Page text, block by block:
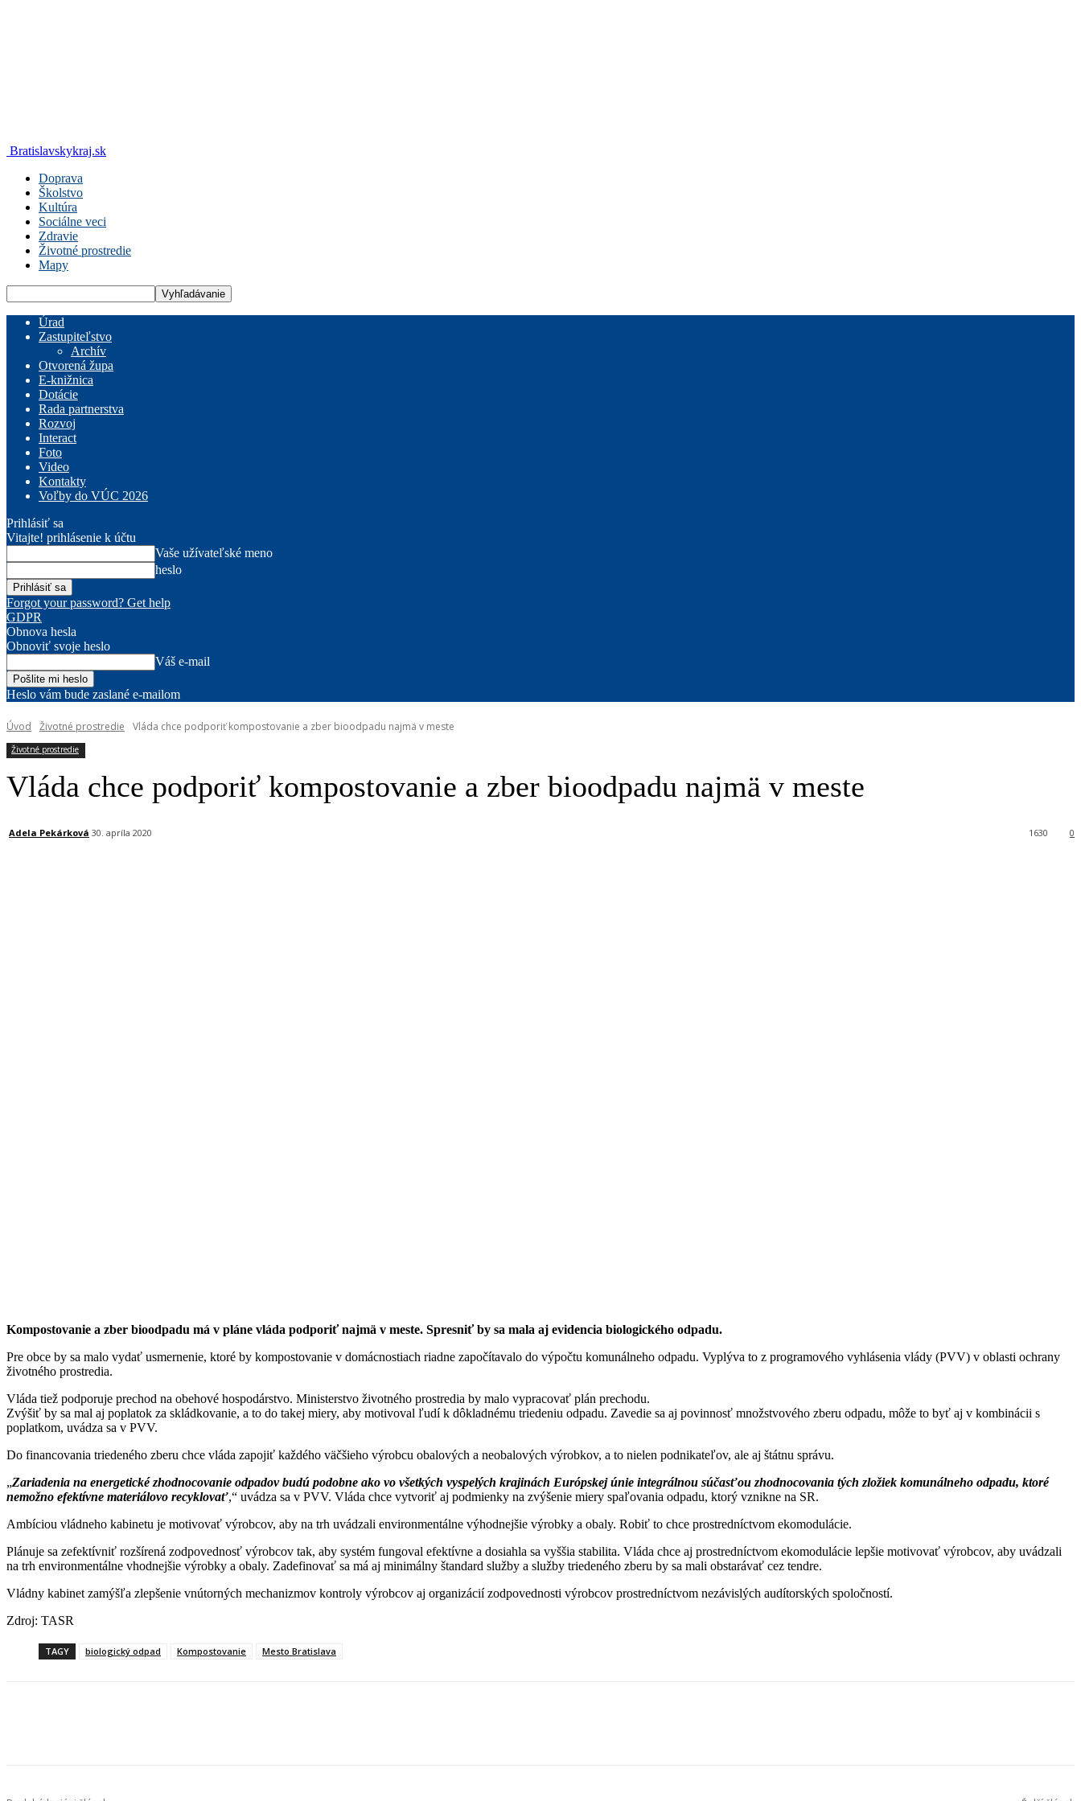
Bratislavskykraj.sk
Doprava
Školstvo
Kultúra
Sociálne veci
Zdravie
Životné prostredie
Mapy
Úrad
Zastupiteľstvo
Archív
Otvorená župa
E-knižnica
Dotácie
Rada partnerstva
Rozvoj
Interact
Foto
Video
Kontakty
Voľby do VÚC 2026
Prihlásiť sa
Vitajte! prihlásenie k účtu
Vaše užívateľské meno
heslo
Forgot your password? Get help
GDPR
Obnova hesla
Obnoviť svoje heslo
Váš e-mail
Heslo vám bude zaslané e-mailom
Úvod Životné prostredie Vláda chce podporiť kompostovanie a zber bioodpadu najmä v meste
Životné prostredie
Vláda chce podporiť kompostovanie a zber bioodpadu najmä v meste
Adela Pekárková 30. apríla 2020 0
1630
Kompostovanie a zber bioodpadu má v pláne vláda podporiť najmä v meste. Spresniť by sa mala aj evidencia biologického odpadu.
Pre obce by sa malo vydať usmernenie, ktoré by kompostovanie v domácnostiach riadne započítavalo do výpočtu komunálneho odpadu. Vyplýva to z programového vyhlásenia vlády (PVV) v oblasti ochrany
životného prostredia.
Vláda tiež podporuje prechod na obehové hospodárstvo. Ministerstvo životného prostredia by malo vypracovať plán prechodu.
Zvýšiť by sa mal aj poplatok za skládkovanie, a to do takej miery, aby motivoval ľudí k dôkladnému triedeniu odpadu. Zavedie sa aj povinnosť množstvového zberu odpadu, môže to byť aj v kombinácii s
poplatkom, uvádza sa v PVV.
Do financovania triedeného zberu chce vláda zapojiť každého väčšieho výrobcu obalových a neobalových výrobkov, a to nielen podnikateľov, ale aj štátnu správu.
„Zariadenia na energetické zhodnocovanie odpadov budú podobne ako vo všetkých vyspelých krajinách Európskej únie integrálnou súčasťou zhodnocovania tých zložiek komunálneho odpadu, ktoré
nemožno efektívne materiálovo recyklovať,“ uvádza sa v PVV. Vláda chce vytvoriť aj podmienky na zvýšenie miery spaľovania odpadu, ktorý vznikne na SR.
Ambíciou vládneho kabinetu je motivovať výrobcov, aby na trh uvádzali environmentálne výhodnejšie výrobky a obaly. Robiť to chce prostredníctvom ekomodulácie.
Plánuje sa zefektívniť rozšírená zodpovednosť výrobcov tak, aby systém fungoval efektívne a dosiahla sa vyššia stabilita. Vláda chce aj prostredníctvom ekomodulácie lepšie motivovať výrobcov, aby uvádzali
na trh environmentálne vhodnejšie výrobky a obaly. Zadefinovať sa má aj minimálny štandard služby a služby triedeného zberu by sa mali obstarávať cez tendre.
Vládny kabinet zamýšľa zlepšenie vnútorných mechanizmov kontroly výrobcov aj organizácií zodpovednosti výrobcov prostredníctvom nezávislých audítorských spoločností.
Zdroj: TASR
TAGY biologický odpad Kompostovanie Mesto Bratislava